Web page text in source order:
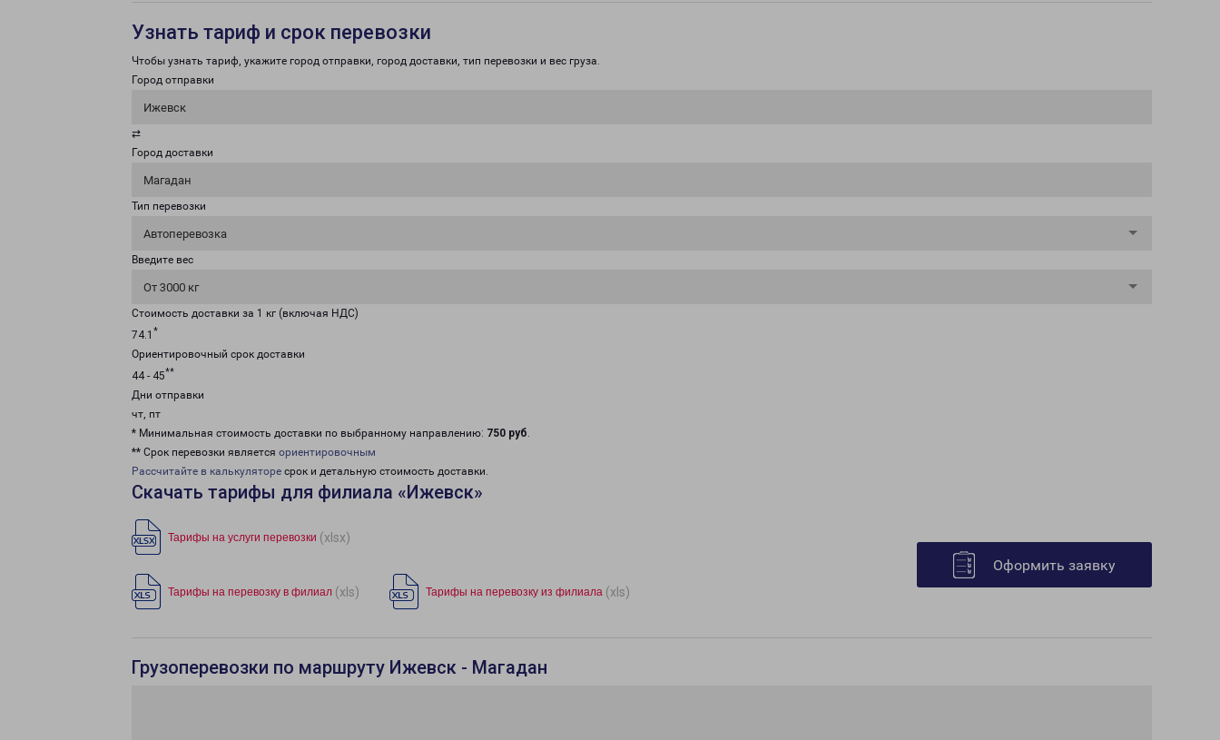
Узнать тариф и срок перевозки
Чтобы узнать тариф, укажите город отправки, город доставки, тип перевозки и вес груза.
Город отправки
Ижевск
⇄
Город доставки
Магадан
Тип перевозки
Автоперевозка
Введите вес
От 3000 кг
Стоимость доставки за 1 кг (включая НДС)
74.1 *
Ориентировочный срок доставки
44 - 45**
Дни отправки
чт, пт
* Минимальная стоимость доставки по выбранному направлению: 750 руб.
** Срок перевозки является ориентировочным
Рассчитайте в калькуляторе срок и детальную стоимость доставки.
Скачать тарифы для филиала «Ижевск»
Тарифы на услуги перевозки (xlsx)
Тарифы на перевозку в филиал (xls) Тарифы на перевозку из филиала (xls)
Оформить заявку
Грузоперевозки по маршруту Ижевск - Магадан